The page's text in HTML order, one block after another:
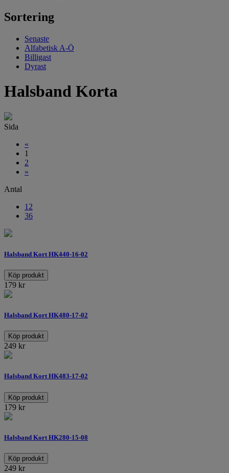
Sortering
Senaste
Alfabetisk A-Ö
Billigast
Dyrast
Halsband Korta
Sida
«
1
2
»
Antal
12
36
Halsband Kort HK440-16-02
Köp produkt
179 kr
Halsband Kort HK480-17-02
Köp produkt
249 kr
Halsband Kort HK483-17-02
Köp produkt
179 kr
Halsband Kort HK280-15-08
Köp produkt
249 kr